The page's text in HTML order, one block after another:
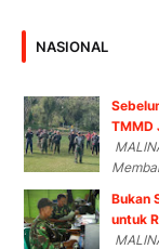
NASIONAL
TMMD
Bukan
untuk